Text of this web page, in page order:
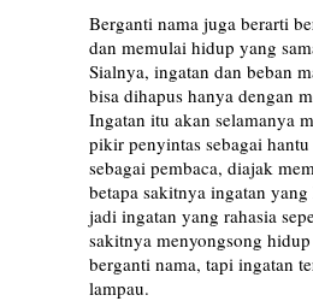
Berganti nama juga berarti
dan memulai hidup yang
Sialnya, ingatan dan beban
bisa dihapus hanya dengan
Ingatan itu akan selamanya
pikir penyintas sebagai
sebagai pembaca, diajak
betapa sakitnya ingatan
jadi ingatan yang rahasia
sakitnya menyongsong
berganti nama, tapi ingatan
lampau.